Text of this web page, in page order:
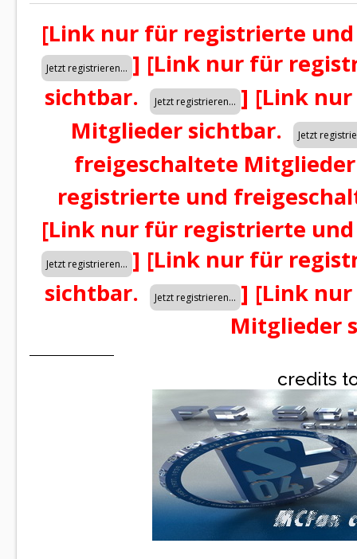
[Link nur für registrierte
] [Link nur für
sichtbar.
] [Link
Mitglieder sichtbar.
freigeschaltete
registrierte und
[Link nur für registrierte
] [Link nur für
sichtbar.
] [Link
Mitglieder
credits